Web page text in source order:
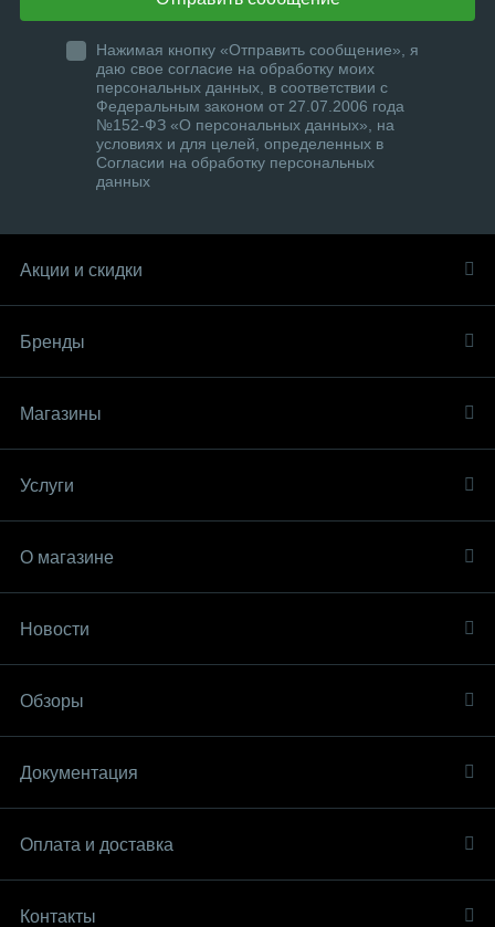
Нажимая кнопку «Отправить сообщение», я
даю свое согласие на обработку моих
персональных данных, в соответствии с
Федеральным законом от 27.07.2006 года
№152-ФЗ «О персональных данных», на
условиях и для целей, определенных в
Согласии на обработку персональных
данных
Акции и скидки
Бренды
Магазины
Услуги
О магазине
Новости
Обзоры
Документация
Оплата и доставка
Контакты